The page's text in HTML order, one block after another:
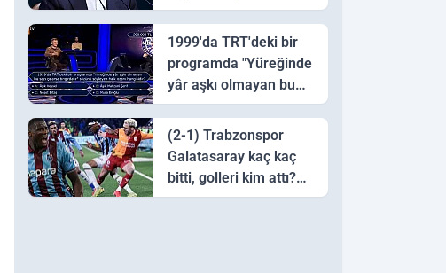
1999'da TRT'deki bir
programda "Yüreğinde
yâr aşkı olmayan bu
sazı çalarsa tingirdatır"
sözünü söyleyen halk
ozanı hangisidir?
(2-1) Trabzonspor
Galatasaray kaç kaç
bitti, golleri kim attı?
Trabzonspor